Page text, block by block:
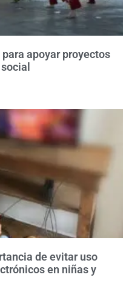
apoyar proyectos
de evitar uso
en niñas y